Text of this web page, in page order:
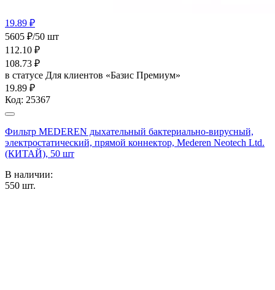
19.89 ₽
5605 ₽/50 шт
112.10 ₽
108.73 ₽
в статусе Для клиентов «Базис Премиум»
19.89 ₽
Код: 25367
Фильтр MEDEREN дыхательный бактериально-вирусный,
электростатический, прямой коннектор, Mederen Neotech Ltd.
(КИТАЙ), 50 шт
В наличии:
550 шт.